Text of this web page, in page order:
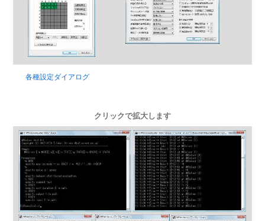
各種設定ダイアログ
クリックで拡大します